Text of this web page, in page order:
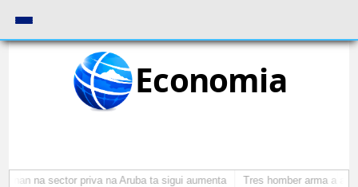
Economia
na sector priva na Aruba ta sigui aumenta Tres homber arma a